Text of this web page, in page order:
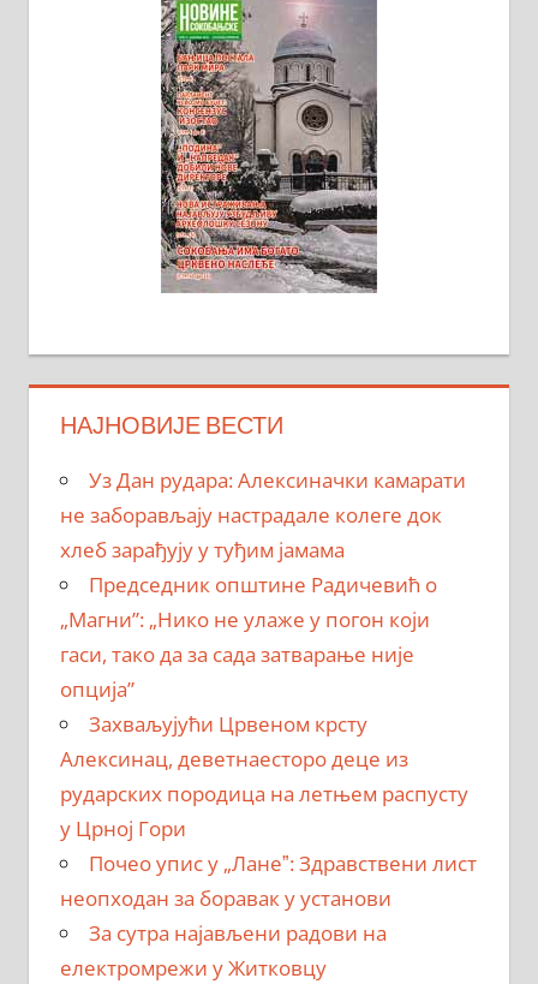
НАЈНОВИЈЕ ВЕСТИ
Уз Дан рудара: Алексиначки камарати
не заборављају настрадале колеге док
хлеб зарађују у туђим јамама
Председник општине Радичевић о
„Магни”: „Нико не улаже у погон који
гаси, тако да за сада затварање није
опција”
Захваљујући Црвеном крсту
Алексинац, деветнаесторо деце из
рударских породица на летњем распусту
у Црној Гори
Почео упис у „Ланеˮ: Здравствени лист
неопходан за боравак у установи
За сутра најављени радови на
електромрежи у Житковцу